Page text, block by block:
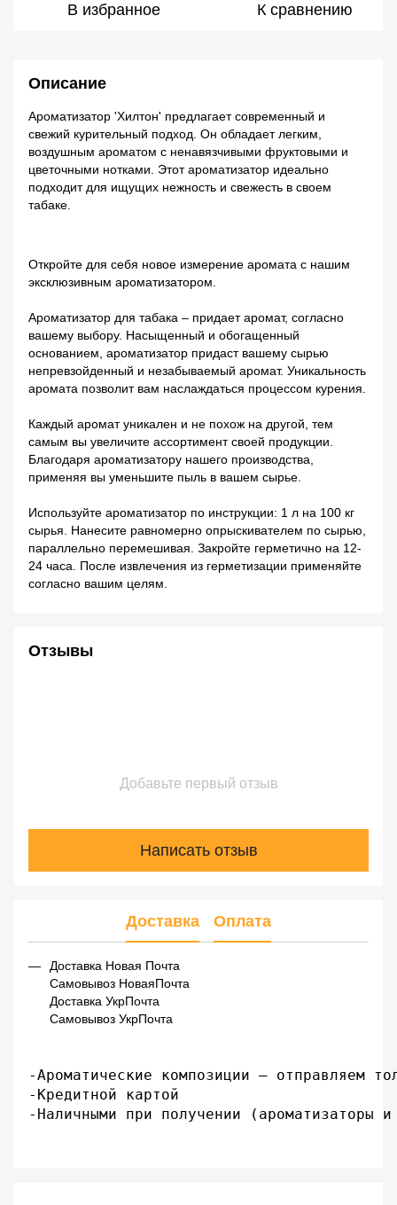
В избранное К сравнению
Описание
Ароматизатор 'Хилтон' предлагает современный и
свежий курительный подход. Он обладает легким,
воздушным ароматом с ненавязчивыми фруктовыми и
цветочными нотками. Этот ароматизатор идеально
подходит для ищущих нежность и свежесть в своем
табаке.
Откройте для себя новое измерение аромата с нашим
эксклюзивным ароматизатором.
Ароматизатор для табака – придает аромат, согласно
вашему выбору. Насыщенный и обогащенный
основанием, ароматизатор придаст вашему сырью
непревзойденный и незабываемый аромат. Уникальность
аромата позволит вам наслаждаться процессом курения.
Каждый аромат уникален и не похож на другой, тем
самым вы увеличите ассортимент своей продукции.
Благодаря ароматизатору нашего производства,
применяя вы уменьшите пыль в вашем сырье.
Используйте ароматизатор по инструкции: 1 л на 100 кг
сырья. Нанесите равномерно опрыскивателем по сырью,
параллельно перемешивая. Закройте герметично на 12-
24 часа. После извлечения из герметизации применяйте
согласно вашим целям.
Отзывы
Добавьте первый отзыв
Написать отзыв
Доставка Оплата
Доставка Новая Почта
Самовывоз НоваяПочта
Доставка УкрПочта
Самовывоз УкрПочта
-Ароматические композиции – отправляем
-Кредитной картой
-Наличными при получении (ароматизаторы